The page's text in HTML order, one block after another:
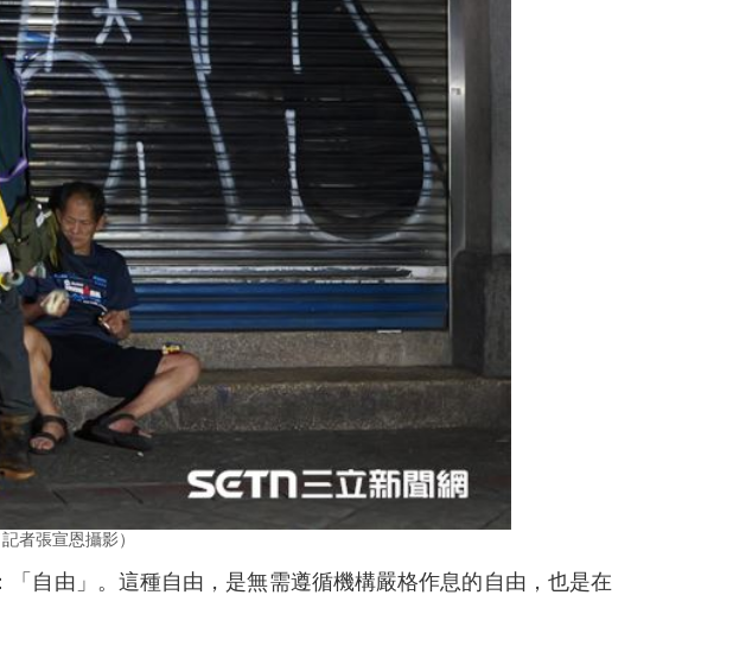
者張宣恩攝影）
自由」。這種自由，是無需遵循機構嚴格作息的自由，也是在